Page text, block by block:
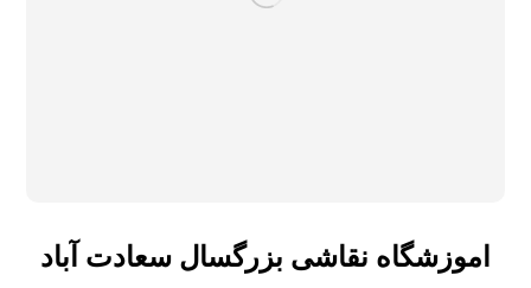
اموزشگاه نقاشی بزرگسال سعادت آباد